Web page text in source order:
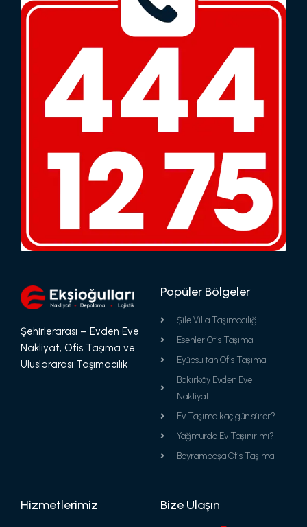
Şehirlerarası – Evden Eve
Nakliyat, Ofis Taşıma ve
Uluslararası Taşımacılık
Popüler Bölgeler
Şile Villa Taşımacılığı
Esenler Ofis Taşıma
Eyüpsultan Ofis Taşıma
Bakırköy Evden Eve
Nakliyat
Ev Taşıma kaç gün sürer?
Yağmurda Ev Taşınır mı?
Bayrampaşa Ofis Taşıma
Hizmetlerimiz Bize Ulaşın